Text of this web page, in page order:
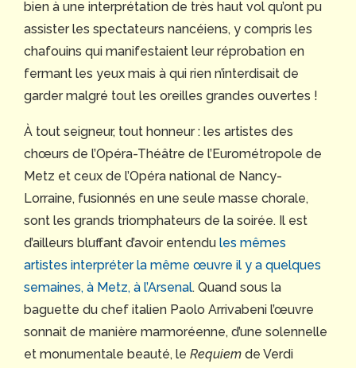
bien à une interprétation de très haut vol qu’ont pu
assister les spectateurs nancéiens, y compris les
chafouins qui manifestaient leur réprobation en
fermant les yeux mais à qui rien n’interdisait de
garder malgré tout les oreilles grandes ouvertes !
À tout seigneur, tout honneur : les artistes des
chœurs de l’Opéra-Théâtre de l’Eurométropole de
Metz et ceux de l’Opéra national de Nancy-
Lorraine, fusionnés en une seule masse chorale,
sont les grands triomphateurs de la soirée. Il est
d’ailleurs bluffant d’avoir entendu les mêmes
artistes interpréter la même œuvre il y a quelques
semaines, à Metz, à l’Arsenal. Quand sous la
baguette du chef italien Paolo Arrivabeni l’œuvre
sonnait de manière marmoréenne, d’une solennelle
et monumentale beauté, le Requiem de Verdi